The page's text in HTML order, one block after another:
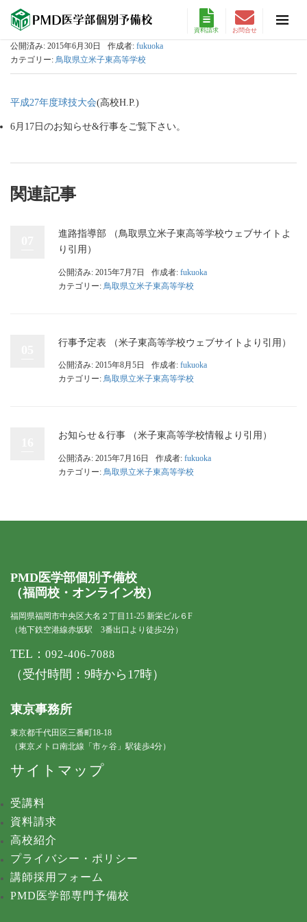
お問合せ
資料請求
公開済み: 2015年6月30日 作成者: fukuoka
カテゴリー: 鳥取県立米子東高等学校
平成27年度球技大会(高校H.P.)
6月17日のお知らせ&行事をご覧下さい。
関連記事
進路指導部 （鳥取県立米子東高等学校ウェブサイトよ
り引用）
公開済み: 2015年7月7日 作成者: fukuoka
カテゴリー: 鳥取県立米子東高等学校
行事予定表 （米子東高等学校ウェブサイトより引用）
公開済み: 2015年8月5日 作成者: fukuoka
カテゴリー: 鳥取県立米子東高等学校
お知らせ＆行事 （米子東高等学校情報より引用）
公開済み: 2015年7月16日 作成者: fukuoka
カテゴリー: 鳥取県立米子東高等学校
PMD医学部個別予備校
（福岡校・オンライン校）
福岡県福岡市中央区大名２丁目11-25 新栄ビル６F
（地下鉄空港線赤坂駅 3番出口より徒歩2分）
TEL： 092-406-7088
（受付時間：9時から17時）
東京事務所
東京都千代田区三番町18-18
（東京メトロ南北線「市ヶ谷」駅徒歩4分）
サイトマップ
受講料
資料請求
高校紹介
プライバシー・ポリシー
講師採用フォーム
PMD医学部専門予備校